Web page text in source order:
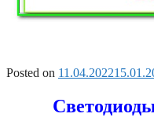
Posted on 11.04.2022